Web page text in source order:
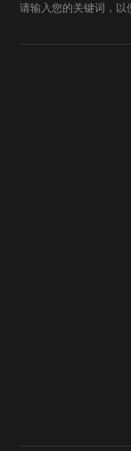
请输入您的关键词，以